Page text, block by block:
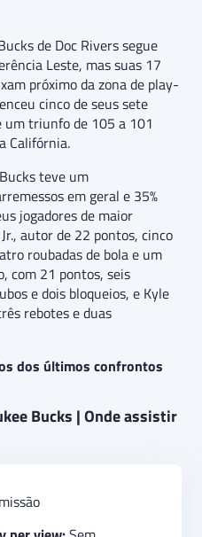
de Doc Rivers segue
Leste, mas suas 17
próximo da zona de play-
cinco de seus sete
um triunfo de 105 a 101
Califórnia.
teve um
em geral e 35%
jogadores de maior
autor de 22 pontos, cinco
roubadas de bola e um
com 21 pontos, seis
e dois bloqueios, e Kyle
rebotes e duas
dos últimos confrontos
Bucks | Onde assistir